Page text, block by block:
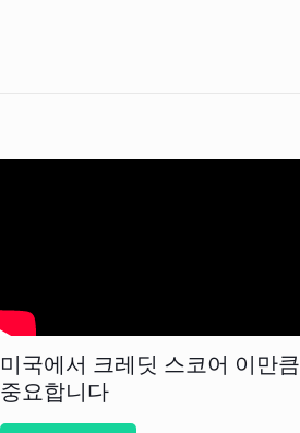
미국에서 크레딧 스코어 이만큼
중요합니다